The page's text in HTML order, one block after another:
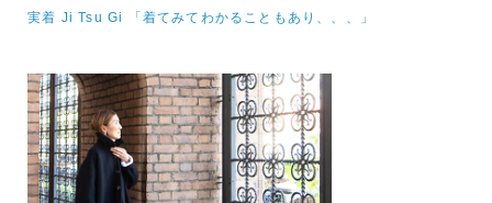
実着 Ji Tsu Gi 「着てみてわかることもあり、、、」